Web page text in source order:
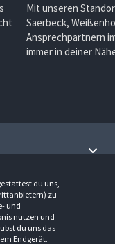
du uns,
zu
und
nutzen und
du uns das
Endgerät.
Mit unseren
Saerbeck,
Ansprechpartnern
immer in deiner